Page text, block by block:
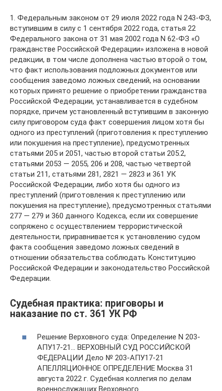
1. Федеральным законом от 29 июля 2022 года N 243-ФЗ,
вступившим в силу с 1 сентября 2022 года, статья 22
Федерального закона от 31 мая 2002 года N 62-ФЗ «О
гражданстве Российской Федерации» изложена в новой
редакции, в том числе дополнена частью второй о том,
что факт использования подложных документов или
сообщения заведомо ложных сведений, на основании
которых принято решение о приобретении гражданства
Российской Федерации, устанавливается в судебном
порядке, причем установленный вступившим в законную
силу приговором суда факт совершения лицом хотя бы
одного из преступлений (приготовления к преступлению
или покушения на преступление), предусмотренных
статьями 205 и 2051, частью второй статьи 205.2,
статьями 2053 — 2055, 206 и 208, частью четвертой
статьи 211, статьями 281, 2821 — 2823 и 361 УК
Российской Федерации, либо хотя бы одного из
преступлений (приготовления к преступлению или
покушения на преступление), предусмотренных статьями
277 — 279 и 360 данного Кодекса, если их совершение
сопряжено с осуществлением террористической
деятельности, приравнивается к установлению судом
факта сообщения заведомо ложных сведений в
отношении обязательства соблюдать Конституцию
Российской Федерации и законодательство Российской
Федерации.
Судебная практика: приговоры и
наказание по ст. 361 УК РФ
Решение Верховного суда: Определение N 203-
АПУ17-21… ВЕРХОВНЫЙ СУД РОССИЙСКОЙ
ФЕДЕРАЦИИ Дело № 203-АПУ17-21
АПЕЛЛЯЦИОННОЕ ОПРЕДЕЛЕНИЕ Москва 31
августа 2022 г. Судебная коллегия по делам
военнослужащих Верховного…